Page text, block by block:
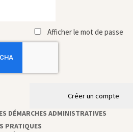
Afficher le mot de passe
Créer un compte
DÉMARCHES ADMINISTRATIVES
PRATIQUES